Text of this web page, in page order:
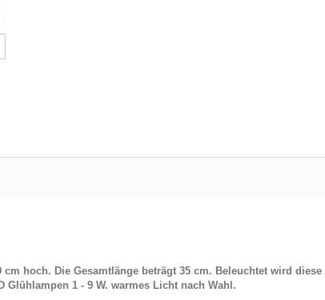
hoch. Die Gesamtlänge beträgt 35 cm. Beleuchtet wird diese
1 - 9 W. warmes Licht nach Wahl.